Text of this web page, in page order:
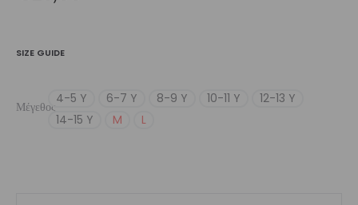
SIZE GUIDE
Μέγεθος
4-5 Y 6-7 Y 8-9 Y 10-11 Y
12-13 Y
14-15 Y
M L